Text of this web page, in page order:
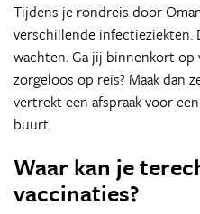
Tijdens je rondreis door
verschillende
wachten. Ga jij binnenkort op
zorgeloos op reis? Maak dan
vertrekt een afspraak voor
buurt.
Waar kan je
vaccinaties?